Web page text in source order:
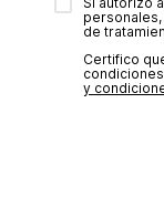
de
Certifico
y